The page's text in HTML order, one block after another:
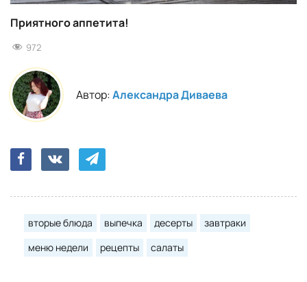
Приятного аппетита!
972
Автор:Александра Диваева
вторые блюда выпечка десерты
завтраки
меню недели
рецепты салаты